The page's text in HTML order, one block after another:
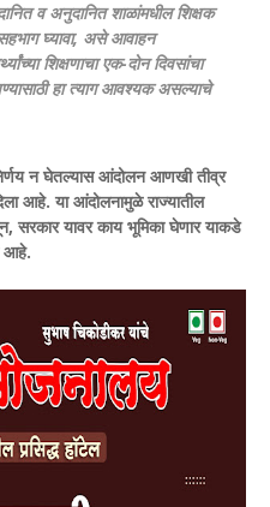
व अनुदानित शाळांमधील शिक्षक
घ्यावा, असे आवाहन
शिक्षणाचा एक-दोन दिवसांचा
हा त्याग आवश्यक असल्याचे
न घेतल्यास आंदोलन आणखी तीव्र
आहे. या आंदोलनामुळे राज्यातील
सरकार यावर काय भूमिका घेणार याकडे
आहे.